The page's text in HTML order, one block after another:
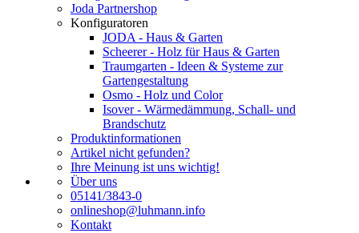
Joda Partnershop
Konfiguratoren
JODA - Haus & Garten
Scheerer - Holz für Haus & Garten
Traumgarten - Ideen & Systeme zur
Gartengestaltung
Osmo - Holz und Color
Isover - Wärmedämmung, Schall- und
Brandschutz
Produktinformationen
Artikel nicht gefunden?
Ihre Meinung ist uns wichtig!
Über uns
05141/3843-0
onlineshop@luhmann.info
Kontakt